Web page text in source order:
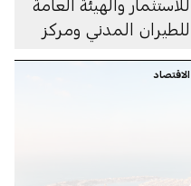
للاستثمار والهيئة العامة
للطيران المدني ومركز
للتنقُّل) يوقعون اتفاقية
الاقتصاد